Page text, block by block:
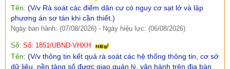
phương án sơ tán khi cần thiết.)
Ngày ban hành: (07/08/2026) -Ngày hiệu lực: (06/08/2026)
Số:Số: 1851/UBND-VHXH
Tên:(V/v thông tin kết quả rà soát các hệ thống thông tin, cơ sở
dữ liệu, nền tảng số được giao quản lý, vận hành trên địa bàn
xã Sì Lở Lầu)